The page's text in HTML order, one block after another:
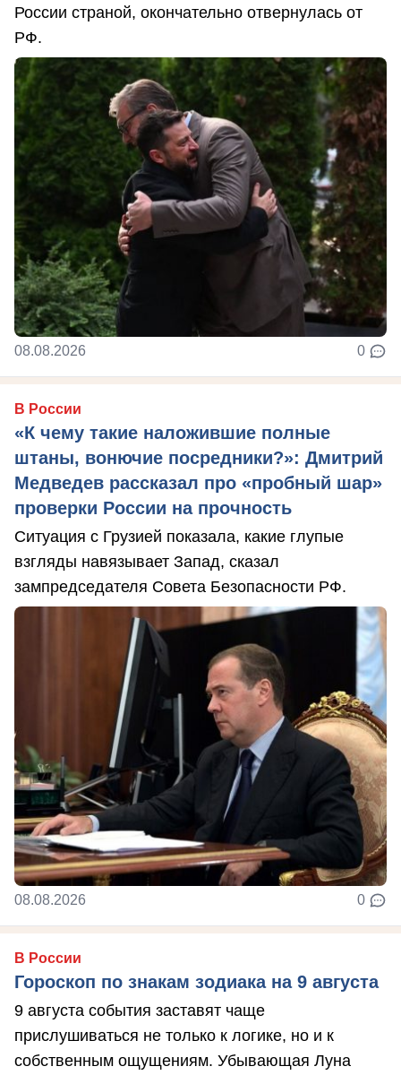
России страной, окончательно отвернулась от
РФ.
08.08.2026 0
В России
«К чему такие наложившие полные
штаны, вонючие посредники?»: Дмитрий
Медведев рассказал про «пробный шар»
проверки России на прочность
Ситуация с Грузией показала, какие глупые
взгляды навязывает Запад, сказал
зампредседателя Совета Безопасности РФ.
08.08.2026 0
В России
Гороскоп по знакам зодиака на 9 августа
9 августа события заставят чаще
прислушиваться не только к логике, но и к
собственным ощущениям. Убывающая Луна